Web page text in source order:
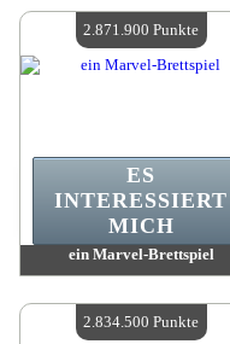
Verfügbare Menge:4
ein Marvel-Brettspiel
Verfügbare Menge:4
ES
INTERESSIERT
MICH
2.871.900 Punkte
2.834.500 Punkte